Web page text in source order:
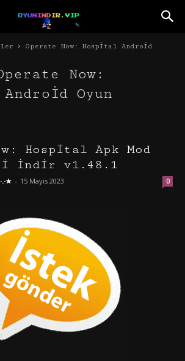
Operate Now: Hospital Android
Now:
Oyun
Hospital Apk Mod
İndir v1.48.1
- 15 Mayıs 2023 0